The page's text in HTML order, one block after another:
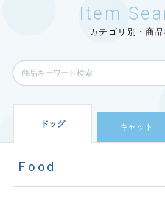
Item
カテゴリ別・商
ドッグ キャット
Food